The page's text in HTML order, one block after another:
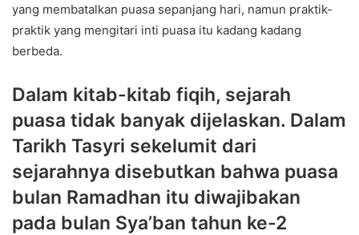
yang membatalkan puasa sepanjang hari, namun praktik-
praktik yang mengitari inti puasa itu kadang kadang
berbeda.
Dalam kitab-kitab fiqih, sejarah
puasa tidak banyak dijelaskan. Dalam
Tarikh Tasyri sekelumit dari
sejarahnya disebutkan bahwa puasa
bulan Ramadhan itu diwajibakan
pada bulan Sya’ban tahun ke-2